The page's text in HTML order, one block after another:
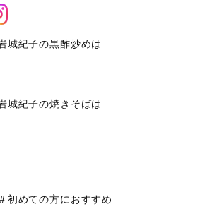
城紀子の黒酢炒めは
城紀子の焼きそばは
初めての方におすすめ